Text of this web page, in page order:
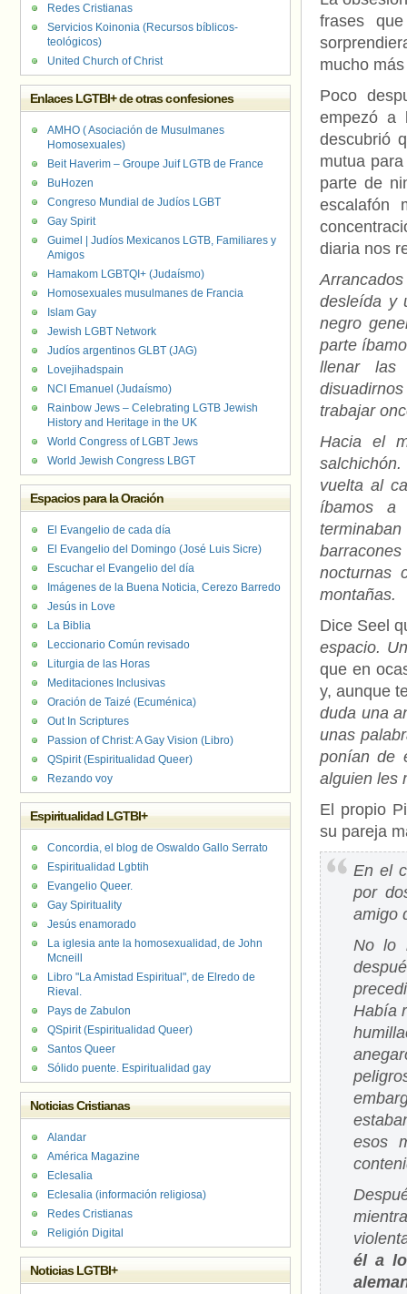
frases
mucho
Poco
empezó a
descubrió
mutua
parte de
escalafón
diaria nos
desleída y
negro
parte
llenar las
trabajar
Hacia el
vuelta al
íbamos a
nocturnas
montañas.
Dice Seel
espacio.
que en
y, aunque
duda una
unas
ponían de
alguien les
El propio
su pareja
En el
por
amigo
No lo
Había
esos
él a
Redes Cristianas
Servicios Koinonia (Recursos bíblicos-
teológicos)
United Church of Christ
Enlaces LGTBI+ de otras confesiones
AMHO ( Asociación de Musulmanes
Homosexuales)
Beit Haverim – Groupe Juif LGTB de France
BuHozen
Congreso Mundial de Judíos LGBT
Gay Spirit
Guimel | Judíos Mexicanos LGTB, Familiares y
Amigos
Hamakom LGBTQI+ (Judaísmo)
Homosexuales musulmanes de Francia
Islam Gay
Jewish LGBT Network
Judíos argentinos GLBT (JAG)
Lovejihadspain
NCI Emanuel (Judaísmo)
Rainbow Jews – Celebrating LGTB Jewish
History and Heritage in the UK
World Congress of LGBT Jews
World Jewish Congress LBGT
Espacios para la Oración
El Evangelio de cada día
El Evangelio del Domingo (José Luis Sicre)
Escuchar el Evangelio del día
Imágenes de la Buena Noticia, Cerezo Barredo
Jesús in Love
La Biblia
Leccionario Común revisado
Liturgia de las Horas
Meditaciones Inclusivas
Oración de Taizé (Ecuménica)
Out In Scriptures
Passion of Christ: A Gay Vision (Libro)
QSpirit (Espiritualidad Queer)
Rezando voy
Espiritualidad LGTBI+
Concordia, el blog de Oswaldo Gallo Serrato
Espiritualidad Lgbtih
Evangelio Queer.
Gay Spirituality
Jesús enamorado
La iglesia ante la homosexualidad, de John
Mcneill
Libro "La Amistad Espiritual", de Elredo de
Rieval.
Pays de Zabulon
QSpirit (Espiritualidad Queer)
Santos Queer
Sólido puente. Espiritualidad gay
Noticias Cristianas
Alandar
América Magazine
Eclesalia
Eclesalia (información religiosa)
Redes Cristianas
Religión Digital
Noticias LGTBI+